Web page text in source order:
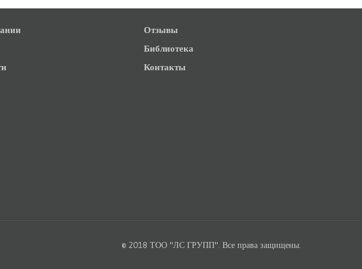
Отзывы
Библиотека
Контакты
© 2018 ТОО "ЛС ГРУПП". Все права защищены.